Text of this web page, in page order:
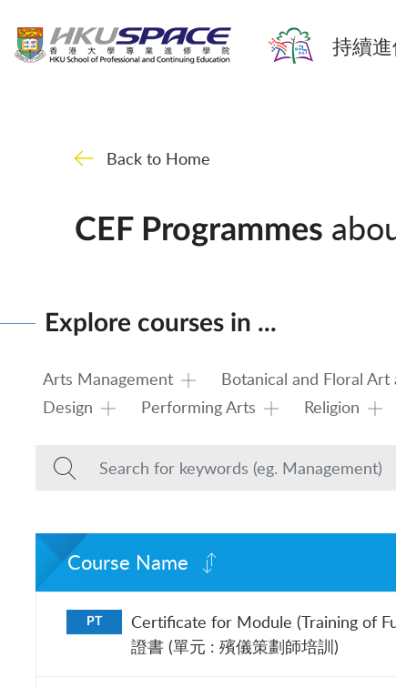
持續
Back to Home
CEF Programmes
Explore courses in ...
Arts Management Botanical and Floral Art
Design
Performing Arts Religion
Course Name
PT
Certificate for Module (Training of
證書 (單元 : 殯儀策劃師培訓)